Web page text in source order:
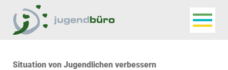
Situation von Jugendlichen verbessern